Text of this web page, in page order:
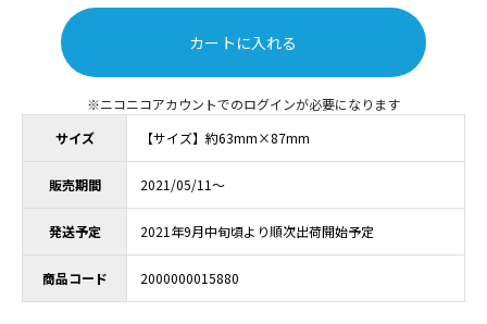
サイズ 【サイズ】約63mm×87mm
販売期間 2021/05/11～
発送予定 2021年9月中旬頃より順次出荷開始予定
商品コード 2000000015880
カートに入れる
ニコニコアカウントでのログインが必要になります